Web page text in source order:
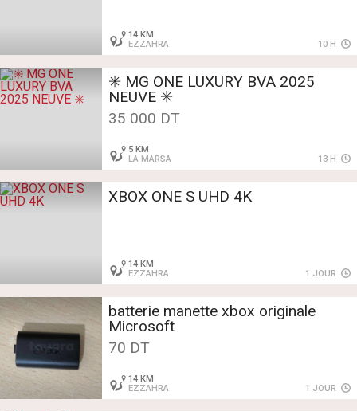
14 KM
EZZAHRA
10 H
✳️ MG ONE LUXURY BVA 2025
NEUVE ✳️
35 000 DT
5 KM
LA MARSA
13 H
XBOX ONE S UHD 4K
14 KM
EZZAHRA
1 JOUR
batterie manette xbox originale
Microsoft
70 DT
14 KM
EZZAHRA
1 JOUR